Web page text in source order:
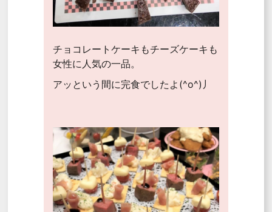
チョコレートケーキもチーズケーキも
女性に人気の一品。
アッという間に完食でしたよ(^o^)丿